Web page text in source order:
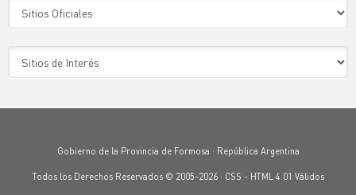
Gobierno de la Provincia de Formosa · República Argentina
Todos los Derechos Reservados © 2005-2026 · CSS - HTML 4.01 Válidos